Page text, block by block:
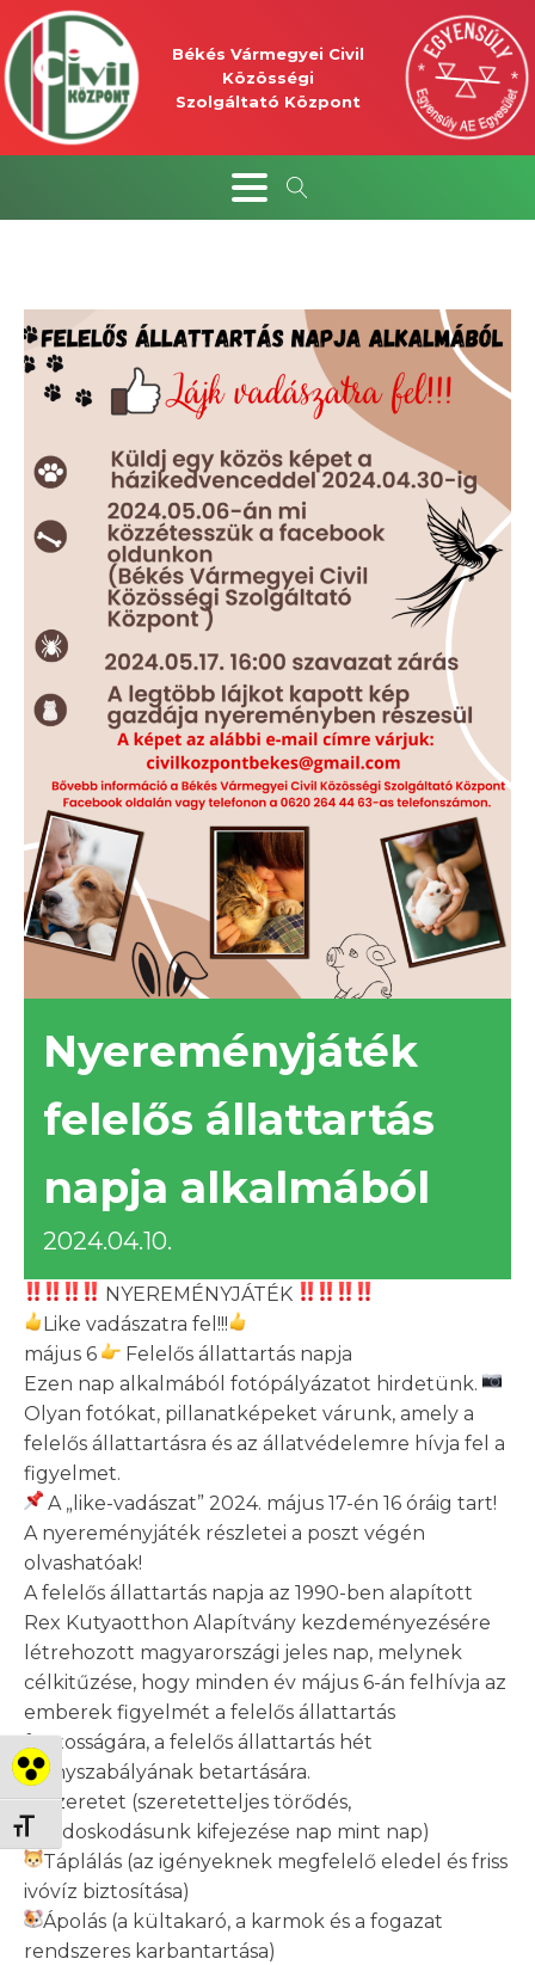
Nagy kontraszt váltása
Betűméret váltása
Békés Vármegyei Civil
Közösségi
Szolgáltató Központ
Nyereményjáték
felelős állattartás
napja alkalmából
2024.04.10.
NYEREMÉNYJÁTÉK
Like vadászatra fel!!!
május 6
Felelős állattartás napja
Ezen nap alkalmából fotópályázatot hirdetünk.
Olyan fotókat, pillanatképeket várunk, amely a
felelős állattartásra és az állatvédelemre hívja fel a
figyelmet.
A „like-vadászat” 2024. május 17-én 16 óráig tart!
A nyereményjáték részletei a poszt végén
olvashatóak!
A felelős állattartás napja az 1990-ben alapított
Rex Kutyaotthon Alapítvány kezdeményezésére
létrehozott magyarországi jeles nap, melynek
célkitűzése, hogy minden év május 6-án felhívja az
emberek figyelmét a felelős állattartás
fontosságára, a felelős állattartás hét
aranyszabályának betartására.
Szeretet (szeretetteljes törődés,
gondoskodásunk kifejezése nap mint nap)
Táplálás (az igényeknek megfelelő eledel és friss
ivóvíz biztosítása)
Ápolás (a kültakaró, a karmok és a fogazat
rendszeres karbantartása)